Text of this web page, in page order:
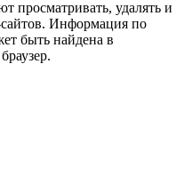
просматривать, удалять и
Информация по
быть найдена в